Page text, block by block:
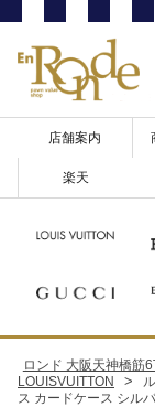
店舗案内
楽天
ロンド 大阪天神橋筋6
LOUISVUITTON
>
ス カードケース シル